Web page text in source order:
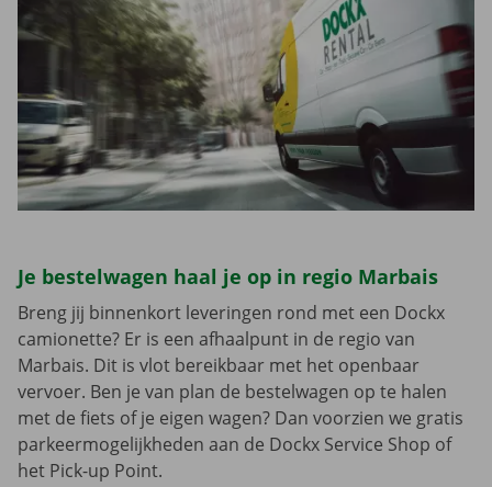
Je bestelwagen haal je op in regio Marbais
Breng jij binnenkort leveringen rond met een Dockx
camionette? Er is een afhaalpunt in de regio van
Marbais. Dit is vlot bereikbaar met het openbaar
vervoer. Ben je van plan de bestelwagen op te halen
met de fiets of je eigen wagen? Dan voorzien we gratis
parkeermogelijkheden aan de Dockx Service Shop of
het Pick-up Point.